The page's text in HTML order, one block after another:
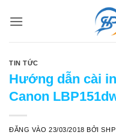
qua
TIN TỨC
Hướng dẫn cài
Canon
ĐĂNG VÀO23/03/2018 BỞI